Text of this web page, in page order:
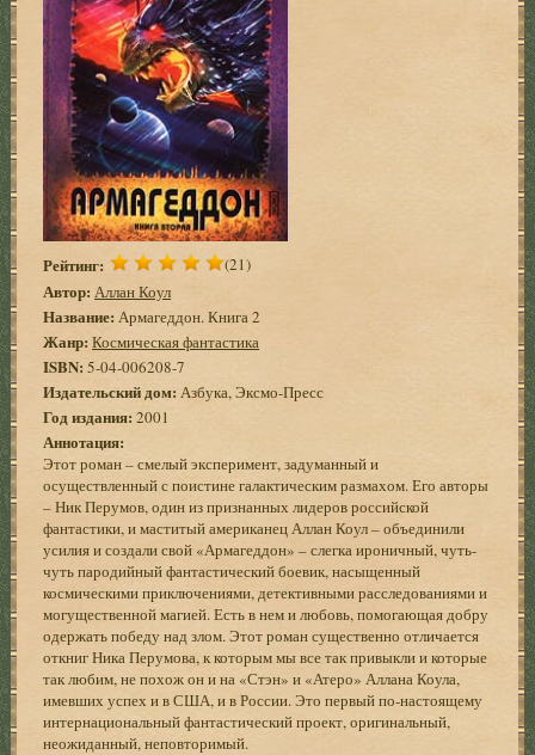
Рейтинг: (21)
Автор: Аллан Коул
Название: Армагеддон. Книга 2
Жанр: Космическая фантастика
ISBN: 5-04-006208-7
Издательский дом: Азбука, Эксмо-Пресс
Год издания: 2001
Аннотация:
Этот роман – смелый эксперимент, задуманный и
осуществленный с поистине галактическим размахом. Его авторы
– Ник Перумов, один из признанных лидеров российской
фантастики, и маститый американец Аллан Коул – объединили
усилия и создали свой «Армагеддон» – слегка ироничный, чуть-
чуть пародийный фантастический боевик, насыщенный
космическими приключениями, детективными расследованиями и
могущественной магией. Есть в нем и любовь, помогающая добру
одержать победу над злом. Этот роман существенно отличается
откниг Ника Перумова, к которым мы все так привыкли и которые
так любим, не похож он и на «Стэн» и «Атеро» Аллана Коула,
имевших успех и в США, и в России. Это первый по-настоящему
интернациональный фантастический проект, оригинальный,
неожиданный, неповторимый.